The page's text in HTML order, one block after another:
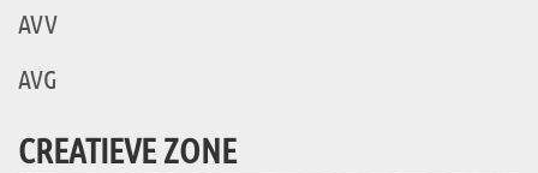
AVV
AVG
CREATIEVE ZONE